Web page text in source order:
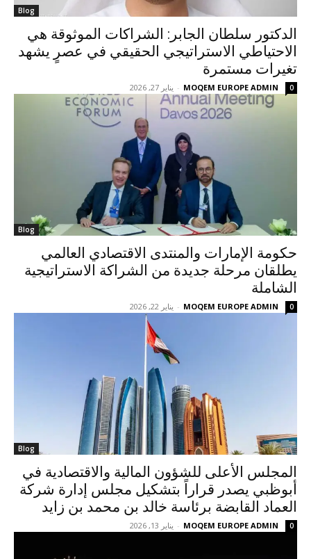
Blog
الدكتور سلطان الجابر: الشراكات الموثوقة هي
الاحتياطي الاستراتيجي الحقيقي في عصرٍ يشهد
تغيرات مستمرة
MOQEM EUROPE ADMIN
- يناير 27, 2026 0
Blog
حكومة الإمارات والمنتدى الاقتصادي العالمي
يطلقان مرحلة جديدة من الشراكة الاستراتيجية
الشاملة
MOQEM EUROPE ADMIN
- يناير 22, 2026 0
Blog
المجلس الأعلى للشؤون المالية والاقتصادية في
أبوظبي يصدر قراراً بتشكيل مجلس إدارة شركة
العماد القابضة برئاسة خالد بن محمد بن زايد
MOQEM EUROPE ADMIN
- يناير 13, 2026 0